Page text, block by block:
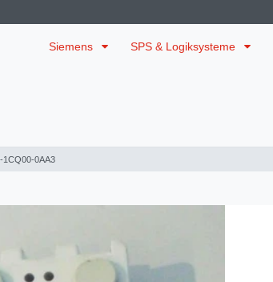
Siemens SPS & Logiksysteme
1CQ00-0AA3